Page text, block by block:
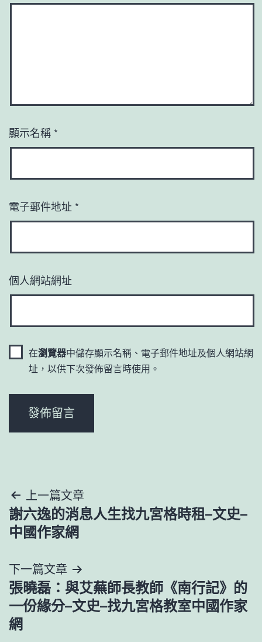
顯示名稱 *
電子郵件地址 *
個人網站網址
在瀏覽器中儲存顯示名稱、電子郵件地址及個人網站網
址，以供下次發佈留言時使用。
文
章
覽
上一篇文章
謝六逸的消息人生找九宮格時租–文史–
中國作家網
下一篇文章
張曉磊：與艾蕪師長教師《南行記》的
一份緣分–文史–找九宮格教室中國作家
網